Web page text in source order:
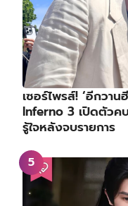
เซอร์ไพรส์! ‘อีกวา
Inferno 3 เปิดตัว
รู้ใจหลังจบรายการ